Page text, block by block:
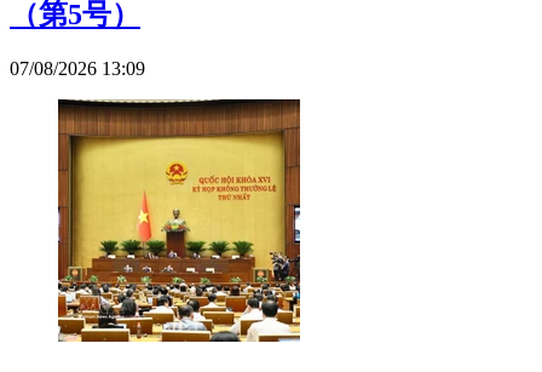
（第5号）
07/08/2026 13:09